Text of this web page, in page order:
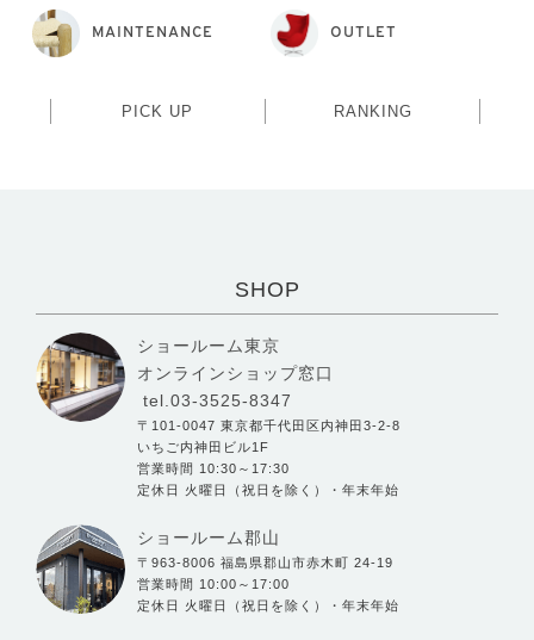
MAINTENANCE OUTLET
PICK UP RANKING
SHOP
ショールーム東京
オンラインショップ窓口
tel.03-3525-8347
〒101-0047 東京都千代田区内神田3-2-8
いちご内神田ビル1F
営業時間 10:30～17:30
定休日 火曜日（祝日を除く）・年末年始
ショールーム郡山
〒963-8006 福島県郡山市赤木町 24-19
営業時間 10:00～17:00
定休日 火曜日（祝日を除く）・年末年始